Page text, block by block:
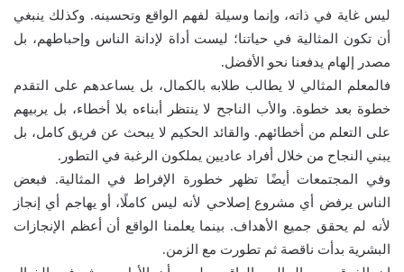
ليس غاية في ذاته، وإنما وسيلة لفهم الواقع وتحسينه. وكذلك ينبغي
أن تكون المثالية في حياتنا؛ ليست أداة لإدانة الناس وإحباطهم، بل
مصدر إلهام يدفعنا نحو الأفضل.
فالمعلم المثالي لا يطالب طلابه بالكمال، بل يساعدهم على التقدم
خطوة بعد خطوة. والأب الناجح لا ينتظر أبناءه بلا أخطاء، بل يربيهم
على التعلم من أخطائهم. والقائد الحكيم لا يبحث عن فريق كامل، بل
يبني النجاح من خلال أفراد عاديين يملكون الرغبة في التطور.
وفي المجتمعات أيضًا تظهر خطورة الإفراط في المثالية. فبعض
الناس يرفض أي مشروع إصلاحي لأنه ليس كاملًا، أو يهاجم أي إنجاز
لأنه لم يحقق جميع الأهداف. بينما يعلمنا الواقع أن أعظم الإنجازات
البشرية بدأت ناقصة ثم تطورت مع الزمن.